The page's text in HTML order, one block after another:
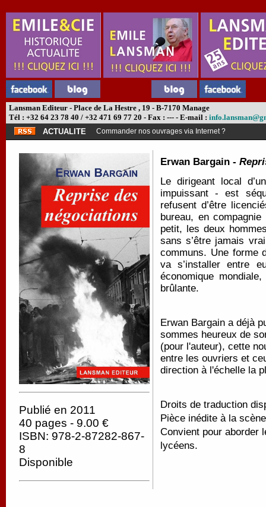
Lansman Editeur - Place de La Hestre , 19 - B-7170 Manage
Tél : +32 64 23 78 40 / +32 471 69 77 20 - Fax : --- - E-mail :
ACTUALITE
Commander nos ouvrages via Internet ?
Publié en 2011
40 pages - 9.00 €
ISBN: 978-2-87282-867-
8
Disponible
Erwan Bargain -
Le dirigeant local
impuissant - est
refusent d’être
bureau, en
petit, les deux
sans s’être jamais
communs. Une forme
va s’installer entre
économique
brûlante.
Erwan Bargain a déjà
sommes heureux de
(pour l'auteur), cette
entre les ouvriers et
direction à l'échelle la
Droits de traduction
Pièce inédite à la
Convient pour aborder
lycéens.